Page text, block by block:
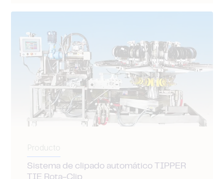
Producto
Sistema de clipado automático TIPPER